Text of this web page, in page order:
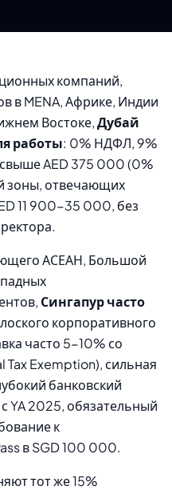
компаний,
в MENA, Африке, Индии
Востоке,Дубай
работы: 0% НДФЛ, 9%
AED 375 000 (0%
зоны, отвечающих
11 900-35 000, без
АСЕАН, Большой
Сингапур часто
корпоративного
часто 5-10% со
Exemption), сильная
банковский
YA 2025, обязательный
к
в SGD 100 000.
тот же 15%